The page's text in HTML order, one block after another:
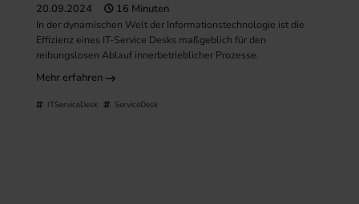
20.09.2024 16 Minuten
In der dynamischen Welt der Informationstechnologie ist die
Effizienz eines IT-Service Desks maßgeblich für den
reibungslosen Ablauf innerbetrieblicher Prozesse.
Mehr erfahren
ITServiceDesk ServiceDesk